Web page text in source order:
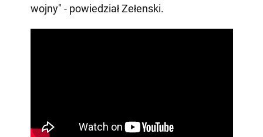
wojny" - powiedział Zełenski.